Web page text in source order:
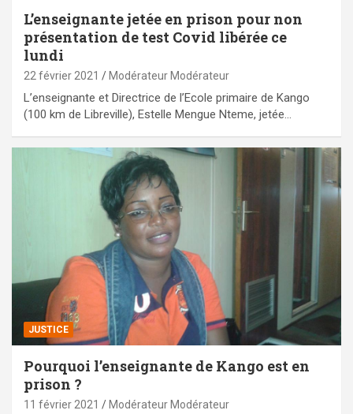
L’enseignante jetée en prison pour non
présentation de test Covid libérée ce
lundi
22 février 2021 Modérateur Modérateur
L’enseignante et Directrice de l’Ecole primaire de Kango
(100 km de Libreville), Estelle Mengue Nteme, jetée…
JUSTICE
Pourquoi l’enseignante de Kango est en
prison ?
11 février 2021 Modérateur Modérateur